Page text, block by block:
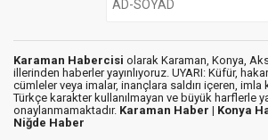
Karaman Habercisi olarak Karaman, Konya,
illerinden haberler yayınlıyoruz. UYARI: Küfür,
cümleler veya imalar, inançlara saldırı içeren, imla
Türkçe karakter kullanılmayan ve büyük harflerle
onaylanmamaktadır. Karaman Haber | Konya
Niğde Haber